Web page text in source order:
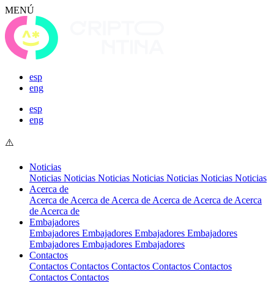
MENÚ
esp
eng
esp
eng
Noticias
Noticias Noticias Noticias Noticias Noticias Noticias Noticias
Acerca de
Acerca de Acerca de Acerca de Acerca de Acerca de Acerca
de Acerca de
Embajadores
Embajadores Embajadores Embajadores Embajadores
Embajadores Embajadores Embajadores
Contactos
Contactos Contactos Contactos Contactos Contactos
Contactos Contactos